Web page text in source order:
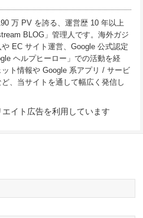
万 PV を誇る、運営歴 10 年以上
BLOG」管理人です。海外ガジ
EC サイト運営、Google 公式認定
ヘルプヒーロー」での活動を経
ト情報や Google 系アプリ / サービ
、当サイトを通して幅広く発信し
イト広告を利用しています